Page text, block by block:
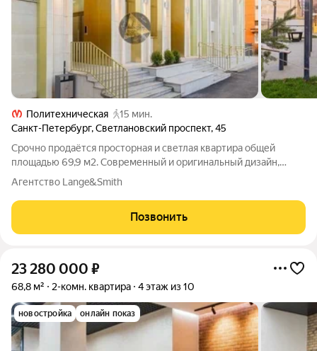
Политехническая
15 мин.
Санкт-Петербург,Светлановский проспект,45
Срочно продаётся просторная и светлая квартира общей
площадью 69,9 м2. Современный и оригинальный дизайн,
невысокая этажность дома, вид на крупнейший парк
Петербурга - Сосновку, отличное транспортное сообщение с
центром города. Комплекс включает в
Агентство Lange&Smith
Позвонить
23 280 000 ₽
68,8 м² 2-комн. квартира 4 этаж из 10
новостройка онлайн показ